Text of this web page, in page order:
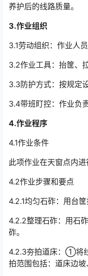
养护后的线路质量。
3.作业组织
3.1劳动组织：作业人
3.2作业工具：抬筐、
3.3防护方式：按规定
3.4带班盯控：作业负
4.作业程序
4.1作业条件
此项作业在天窗点内进
4.2作业步骤和要点
4.2.1均匀石砟：用台
4.2.2整理石砟：用石
砟。
4.2.3夯拍道床：①将
拍范围包括：道床边坡